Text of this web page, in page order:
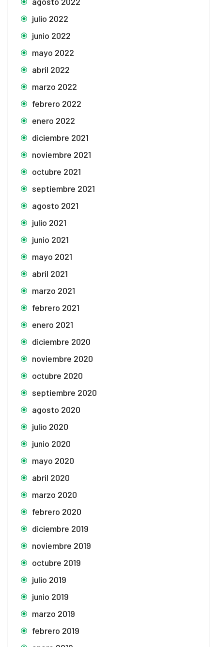
julio 2022
junio 2022
mayo 2022
abril 2022
marzo 2022
febrero 2022
enero 2022
diciembre 2021
noviembre 2021
octubre 2021
septiembre 2021
agosto 2021
julio 2021
junio 2021
mayo 2021
abril 2021
marzo 2021
febrero 2021
enero 2021
diciembre 2020
noviembre 2020
octubre 2020
septiembre 2020
agosto 2020
julio 2020
junio 2020
mayo 2020
abril 2020
marzo 2020
febrero 2020
diciembre 2019
noviembre 2019
octubre 2019
julio 2019
junio 2019
marzo 2019
febrero 2019